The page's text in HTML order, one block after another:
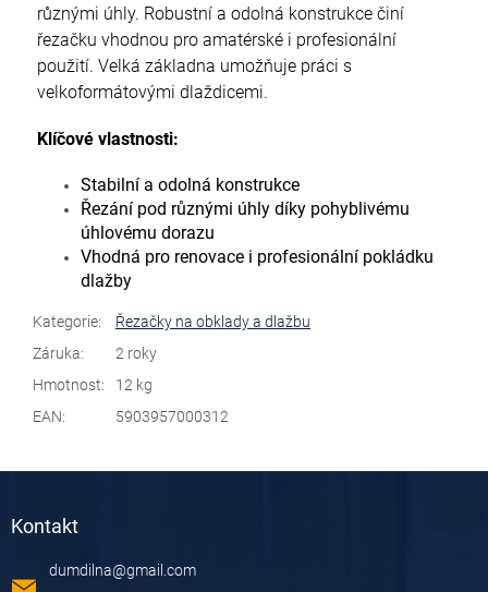
různými úhly. Robustní a odolná konstrukce činí
řezačku vhodnou pro amatérské i profesionální
použití. Velká základna umožňuje práci s
velkoformátovými dlaždicemi.
Klíčové vlastnosti:
Stabilní a odolná konstrukce
Řezání pod různými úhly díky pohyblivému
úhlovému dorazu
Vhodná pro renovace i profesionální pokládku
dlažby
Kategorie:
Řezačky na obklady a dlažbu
Záruka:
2 roky
Hmotnost:
12 kg
EAN: 5903957000312
Kontakt
dumdilna@gmail.com